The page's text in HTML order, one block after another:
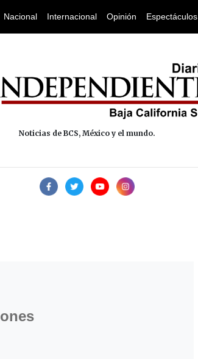
Nacional Internacional Opinión Espectáculos
Noticias de BCS, México y el mundo.